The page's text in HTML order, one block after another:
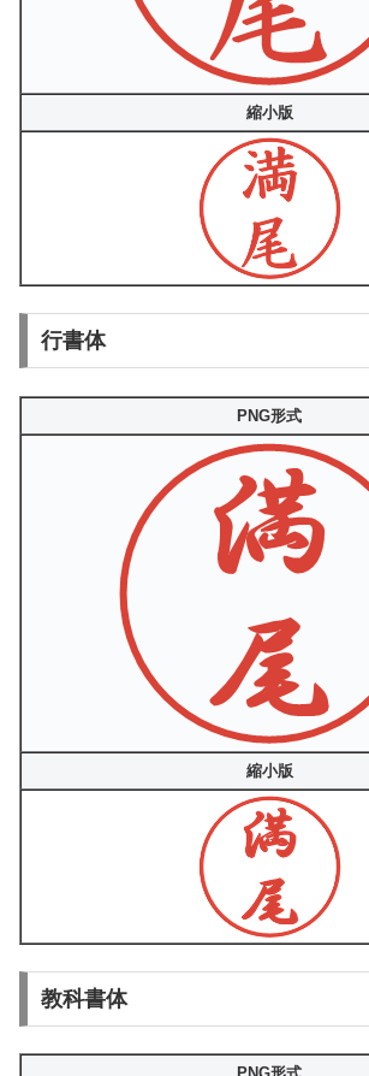
縮小版
行書体
PNG形式
縮小版
教科書体